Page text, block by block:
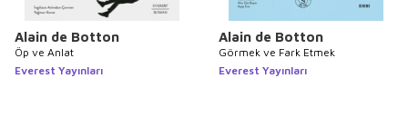
Alain de Botton
Öp ve Anlat
Everest Yayınları
Alain de Botton
Görmek ve Fark Etmek
Everest Yayınları